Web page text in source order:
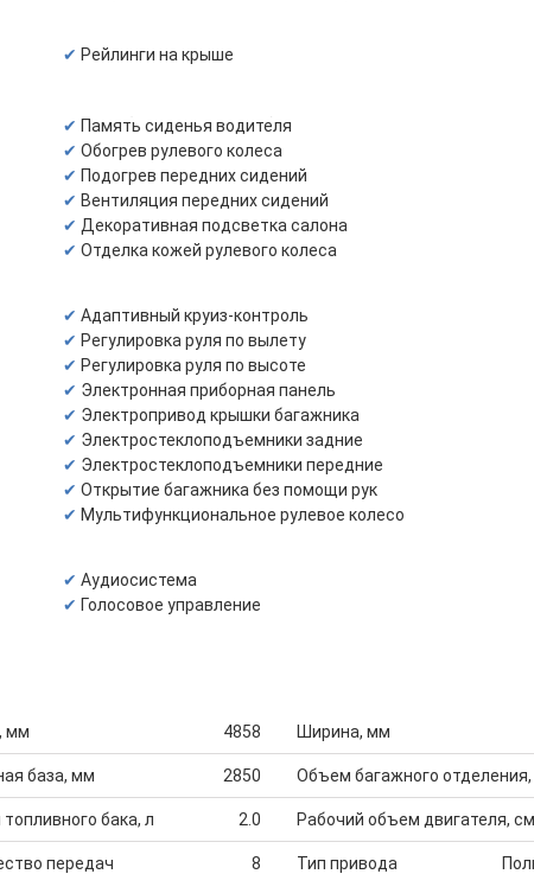
Рейлинги на крыше
Память сиденья водителя
Обогрев рулевого колеса
Подогрев передних сидений
Вентиляция передних сидений
Декоративная подсветка салона
Отделка кожей рулевого колеса
Адаптивный круиз-контроль
Регулировка руля по вылету
Регулировка руля по высоте
Электронная приборная панель
Электропривод крышки багажника
Электростеклоподъемники задние
Электростеклоподъемники передние
Открытие багажника без помощи рук
Мультифункциональное рулевое колесо
Аудиосистема
Голосовое управление
мм 4858 Ширина, мм
база, мм 2850 Объем багажного отделения,
бака, л 2.0 Рабочий объем двигателя,
передач 8 Тип привода